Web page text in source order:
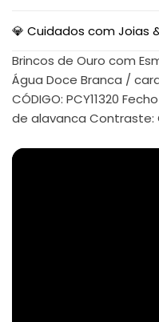
💎 Cuidados com Joias
Brincos de Ouro com
Água Doce Branca /
CÓDIGO: PCY11320
de alavanca Contraste: